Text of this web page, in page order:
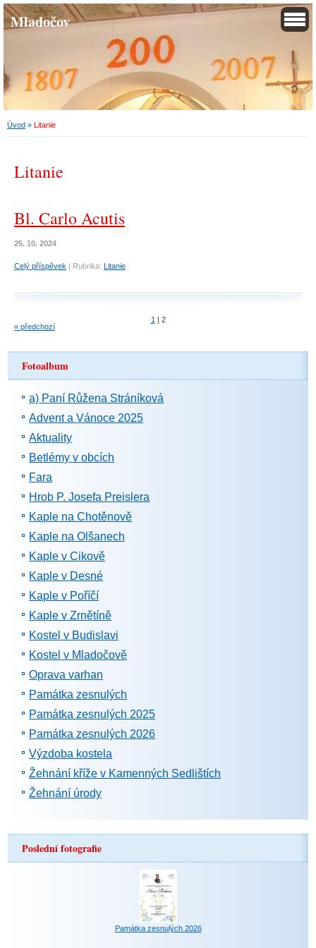
Mladočov
Úvod » Litanie
Litanie
Bl. Carlo Acutis
25. 10. 2024
Celý příspěvek | Rubrika: Litanie
« předchozí
1 | 2
Fotoalbum
a) Paní Růžena Stráníková
Advent a Vánoce 2025
Aktuality
Betlémy v obcích
Fara
Hrob P. Josefa Preislera
Kaple na Chotěnově
Kaple na Olšanech
Kaple v Cikově
Kaple v Desné
Kaple v Poříčí
Kaple v Zrnětíně
Kostel v Budislavi
Kostel v Mladočově
Oprava varhan
Památka zesnulých
Památka zesnulých 2025
Památka zesnulých 2026
Výzdoba kostela
Žehnání kříže v Kamenných Sedlištích
Žehnání úrody
Poslední fotografie
Památka zesnulých 2026